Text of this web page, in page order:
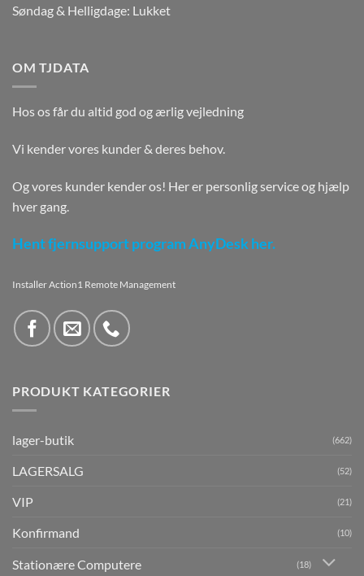
Søndag & Helligdage: Lukket
OM TJDATA
Hos os får du altid god og ærlig vejledning
Vi kender vores kunder & deres behov.
Og vores kunder kender os! Her er personlig service og hjælp
hver gang.
Hent fjernsupport program AnyDesk her.
Installer Action1 Remote Management
PRODUKT KATEGORIER
lager-butik (662)
LAGERSALG (52)
VIP (21)
Konfirmand (10)
Stationære Computere (18)